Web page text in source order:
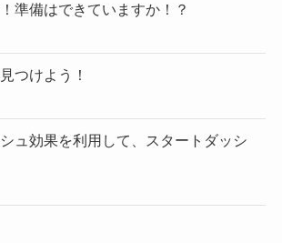
準備はできていますか！？
つけよう！
ュ効果を利用して、スタートダッシ